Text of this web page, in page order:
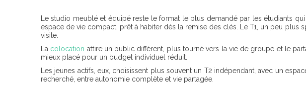
Le studio meublé et équipé reste le format le plus demandé par les étudiants
espace de vie compact, prêt à habiter dès la remise des clés. Le T1, un peu plus
visite.
La colocation attire un public différent, plus tourné vers la vie de groupe et le
mieux placé pour un budget individuel réduit.
Les jeunes actifs, eux, choisissent plus souvent un T2 indépendant, avec un
recherché, entre autonomie complète et vie partagée.